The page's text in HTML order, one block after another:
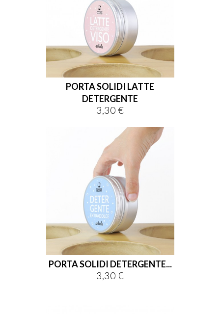
PORTA SOLIDI LATTE
DETERGENTE
Prezzo
3,30 €
PORTA SOLIDI DETERGENTE...
Prezzo
3,30 €